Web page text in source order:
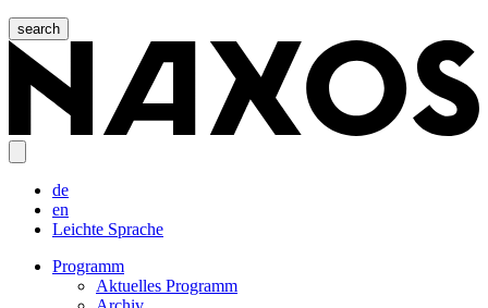
search
de
en
Leichte Sprache
Programm
Aktuelles Programm